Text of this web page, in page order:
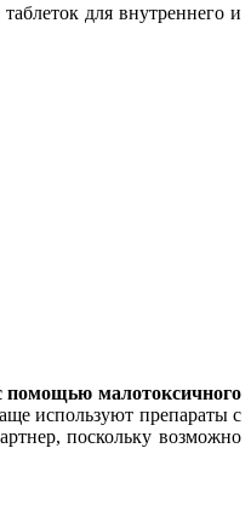
для внутреннего и
помощью малотоксичного
используют препараты с
поскольку возможно